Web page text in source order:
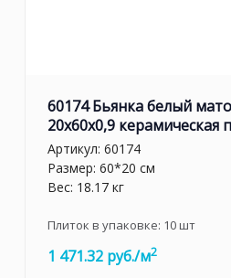
60174 Бьянка белый
20x60x0,9 керамическая
Артикул: 60174
Размер: 60*20 см
Вес: 18.17 кг
Плиток в упаковке: 10шт
1 471.32 руб./м2